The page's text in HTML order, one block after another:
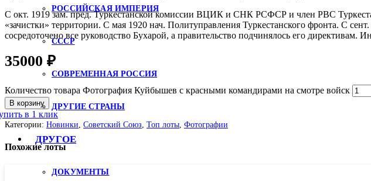
РОССИЙСКАЯ ИМПЕРИЯ
СССР
СОВРЕМЕННАЯ РОССИЯ
ДРУГИЕ СТРАНЫ
ДРУГОЕ
ДОКУМЕНТЫ
С окт. 1919 зам. пред. Туркестанской комиссии ВЦИК и СНК РСФСР и член РВС
«зачистки» территории. С мая 1920 нач. Политуправления Туркестанского фронта. С
сосредоточено все руководство Бухарой, а правительство подчинялось его директивам.
35000 ₽
Количество товара Фотография Куйбышев с красными командирами на смотре войск
В корзину
в 1 клик
Категории: Новинки Советский Союз Топ лоты Фотографии
Похожие лоты